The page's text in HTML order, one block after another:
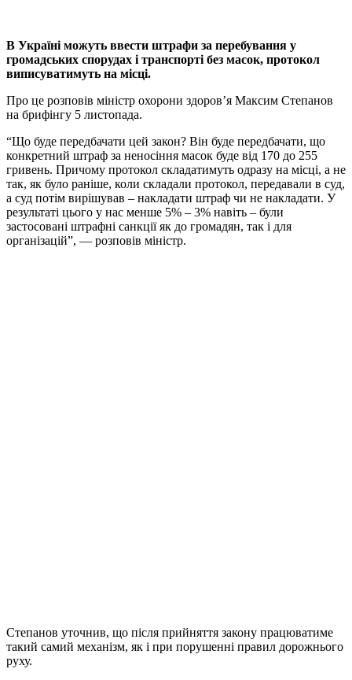
В Україні можуть ввести штрафи за перебування у
громадських спорудах і транспорті без масок, протокол
виписуватимуть на місці.
Про це розповів міністр охорони здоров’я Максим Степанов
на брифінгу 5 листопада.
“Що буде передбачати цей закон? Він буде передбачати, що
конкретний штраф за неносіння масок буде від 170 до 255
гривень. Причому протокол складатимуть одразу на місці, а не
так, як було раніше, коли складали протокол, передавали в суд,
а суд потім вирішував – накладати штраф чи не накладати. У
результаті цього у нас менше 5% – 3% навіть – були
застосовані штрафні санкції як до громадян, так і для
організацій”, — розповів міністр.
Степанов уточнив, що після прийняття закону працюватиме
такий самий механізм, як і при порушенні правил дорожнього
руху.